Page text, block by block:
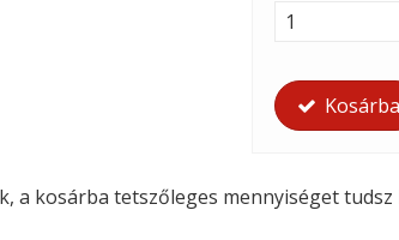
Kosárba
a kosárba tetszőleges mennyiséget tudsz